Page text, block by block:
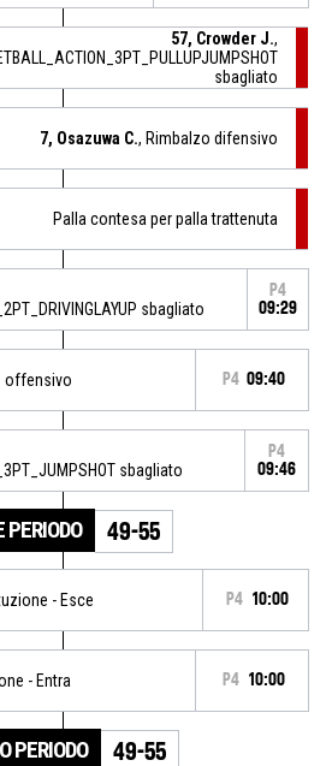
57, Crowder J.,
sbagliato
7, Osazuwa C., Rimbalzo difensivo
Palla contesa per palla trattenuta
sbagliato
P4
09:29
offensivo P4 09:40
sbagliato
P4
09:46
PERIODO 49-55
- Esce P4 10:00
- Entra P4 10:00
PERIODO 49-55